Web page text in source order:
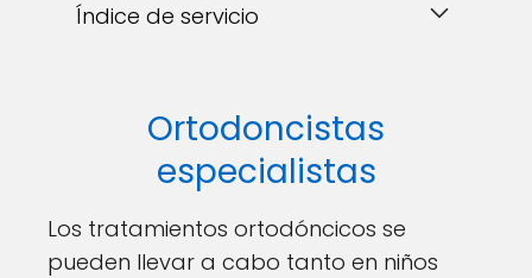
Índice de servicio
Ortodoncistas
especialistas
Los tratamientos ortodóncicos se
pueden llevar a cabo tanto en niños